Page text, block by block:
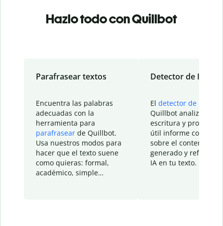
Hazlo todo con Quillbot
Parafrasear textos
Encuentra las palabras
adecuadas con la
herramienta para
parafrasear de Quillbot.
Usa nuestros modos para
hacer que el texto suene
como quieras: formal,
académico, simple…
Detector de IA
El detector de IA
Quillbot analiza tu
escritura y
útil informe con
sobre el contenido
generado y refinado
IA en tu texto.